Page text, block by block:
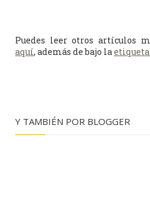
Puedes leer otros artículos
aquí, además de bajo la
Y TAMBIÉN POR BLOGGER